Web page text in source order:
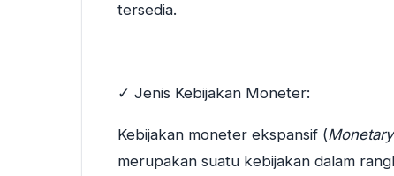
tersedia.
✓ Jenis Kebijakan Moneter:
Kebijakan moneter ekspansif (
merupakan suatu kebijakan dalam